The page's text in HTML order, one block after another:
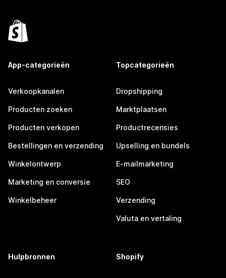
App-categorieën
Verkoopkanalen
Producten zoeken
Producten verkopen
Bestellingen en verzending
Winkelontwerp
Marketing en conversie
Winkelbeheer
Topcategorieën
Dropshipping
Marktplaatsen
Productrecensies
Upselling en bundels
E-mailmarketing
SEO
Verzending
Valuta en vertaling
Hulpbronnen Shopify